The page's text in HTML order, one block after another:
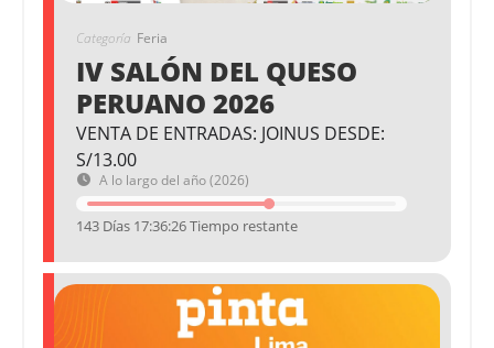
Categoría Feria
IV SALÓN DEL QUESO
PERUANO 2026
VENTA DE ENTRADAS: JOINUS DESDE:
S/13.00
A lo largo del año (2026)
143 Días 17:36:26 Tiempo restante